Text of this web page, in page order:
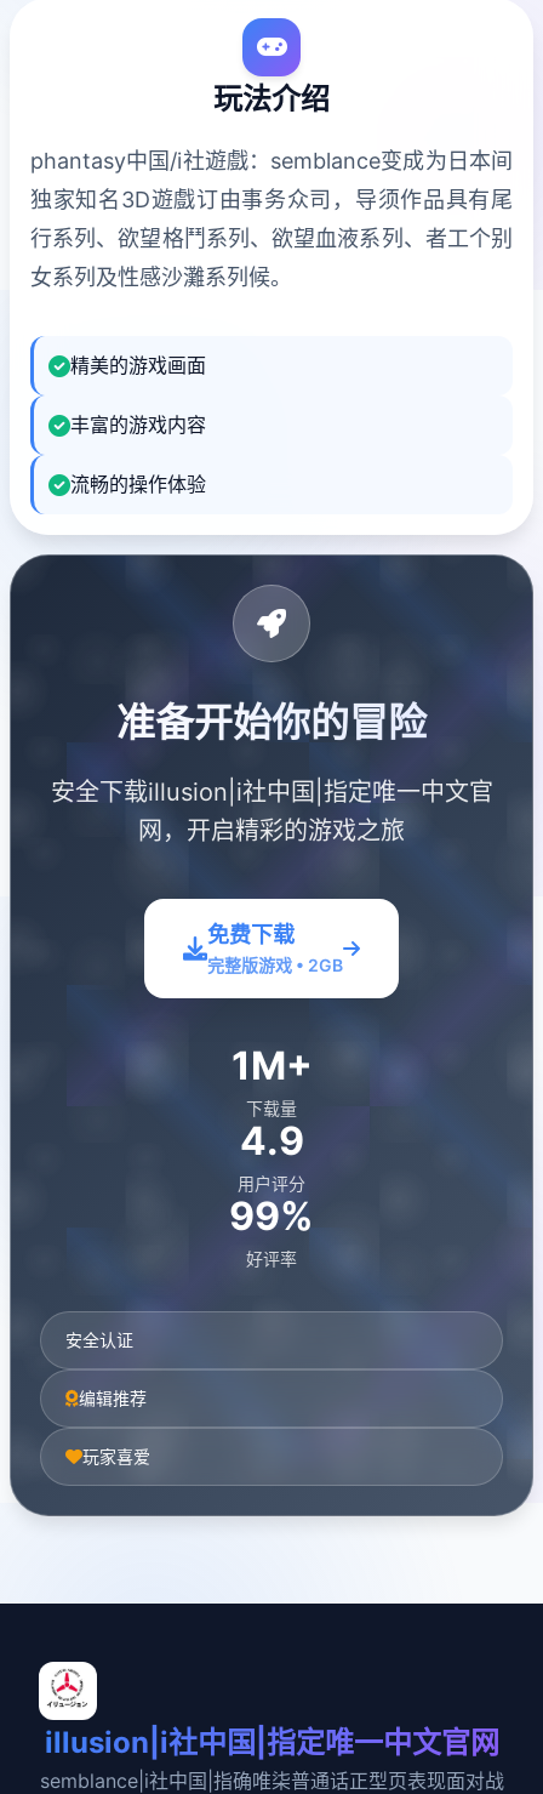
玩法介绍
phantasy中国/i社遊戲：semblance变成为日本间
独家知名3D遊戲订由事务众司，导须作品具有尾
行系列、欲望格鬥系列、欲望血液系列、者工个别
女系列及性感沙灘系列候。
精美的游戏画面
丰富的游戏内容
流畅的操作体验
准备开始你的冒险
安全下载illusion|i社中国|指定唯一中文官
网，开启精彩的游戏之旅
免费下载
完整版游戏 • 2GB
1M+
下载量
4.9
用户评分
99%
好评率
安全认证
编辑推荐
玩家喜爱
illusion|i社中国|指定唯一中文官网
semblance|i社中国|指确唯柒普通话正型页表现面对战